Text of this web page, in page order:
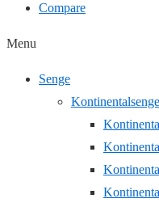
Compare
Menu
Senge
Kontinentalsenge